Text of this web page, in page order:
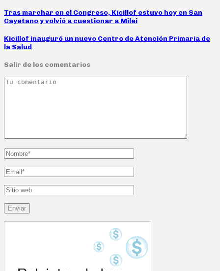
Tras marchar en el Congreso, Kicillof estuvo hoy en San
Cayetano y volvió a cuestionar a Milei
Kicillof inauguró un nuevo Centro de Atención Primaria de
la Salud
Salir de los comentarios